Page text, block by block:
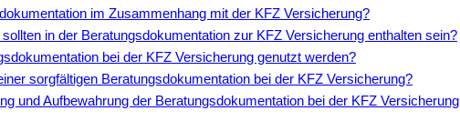
im Zusammenhang mit der KFZ Versicherung?
in der Beratungsdokumentation zur KFZ Versicherung enthalten sein?
bei der KFZ Versicherung genutzt werden?
sorgfältigen Beratungsdokumentation bei der KFZ Versicherung?
und Aufbewahrung der Beratungsdokumentation bei der KFZ Versicherung